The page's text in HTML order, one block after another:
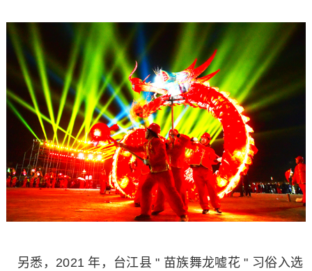
另悉，2021 年，台江县 " 苗族舞龙嘘花 " 习俗入选